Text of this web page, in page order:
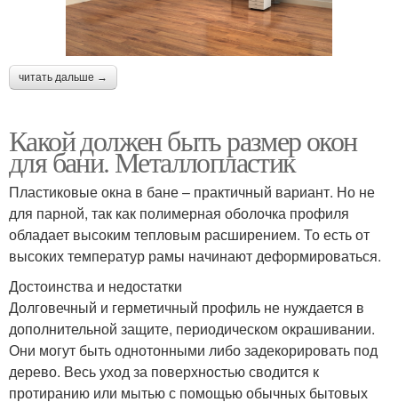
читать дальше →
Какой должен быть размер окон
для бани. Металлопластик
Пластиковые окна в бане – практичный вариант. Но не
для парной, так как полимерная оболочка профиля
обладает высоким тепловым расширением. То есть от
высоких температур рамы начинают деформироваться.
Достоинства и недостатки
Долговечный и герметичный профиль не нуждается в
дополнительной защите, периодическом окрашивании.
Они могут быть однотонными либо задекорировать под
дерево. Весь уход за поверхностью сводится к
протиранию или мытью с помощью обычных бытовых